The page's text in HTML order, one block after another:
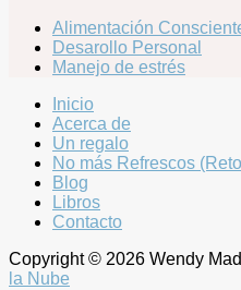
Alimentación
Desarollo Personal
Manejo de estrés
Inicio
Acerca de
Un regalo
No más Refrescos
Blog
Libros
Contacto
Copyright © 2026 Wendy
la Nube